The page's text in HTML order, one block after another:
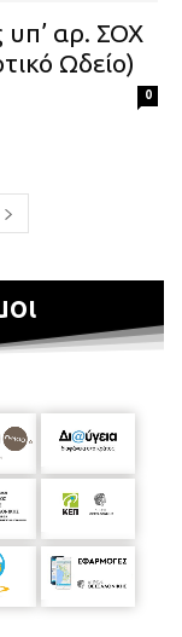
υπ’ αρ. ΣΟΧ
Ωδείο)
0